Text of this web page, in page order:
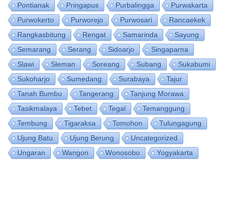
Pontianak
Pringapus Purbalingga
Purwakarta
Purwokerto
Purworejo Purwosari
Rancaekek
Rangkasbitung
Rengat Samarinda
Sayung
Semarang
Serang Sidoarjo
Singaparna
Slawi
Sleman Soreang Subang
Sukabumi
Sukoharjo
Sumedang Surabaya
Tajur
Tanah Bumbu
Tangerang
Tanjung Morawa
Tasikmalaya
Tebet Tegal
Temanggung
Tembung
Tigaraksa Tomohon
Tulungagung
Ujung Batu
Ujung Berung
Uncategorized
Ungaran
Wangon Wonosobo Yogyakarta